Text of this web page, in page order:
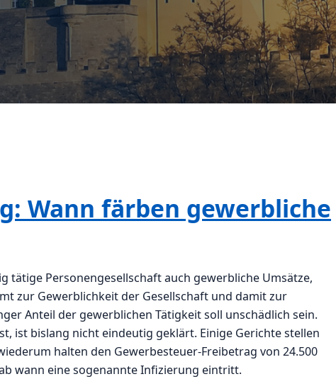
Wann färben gewerbliche
tätige Personengesellschaft auch gewerbliche Umsätze,
zur Gewerblichkeit der Gesellschaft und damit zur
Anteil der gewerblichen Tätigkeit soll unschädlich sein.
ist bislang nicht eindeutig geklärt. Einige Gerichte stellen
halten den Gewerbesteuer-Freibetrag von 24.500
wann eine sogenannte Infizierung eintritt.